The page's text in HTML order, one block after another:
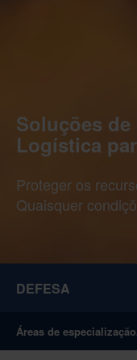
Soluções de
Logística
Proteger os
Quaisquer
DEFESA
Áreas de especialização